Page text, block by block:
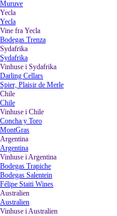
Muruve
Yecla
Yecla
Vine fra Yecla
Bodegas Trenza
Sydafrika
Sydafrika
Vinhuse i Sydafrika
Darling Cellars
Spier, Plaisir de Merle
Chile
Chile
Vinhuse i Chile
Concha y Toro
MontGras
Argentina
Argentina
Vinhuse i Argentina
Bodegas Trapiche
Bodegas Salentein
Félipe Staiti Wines
Australien
Australien
Vinhuse i Australien